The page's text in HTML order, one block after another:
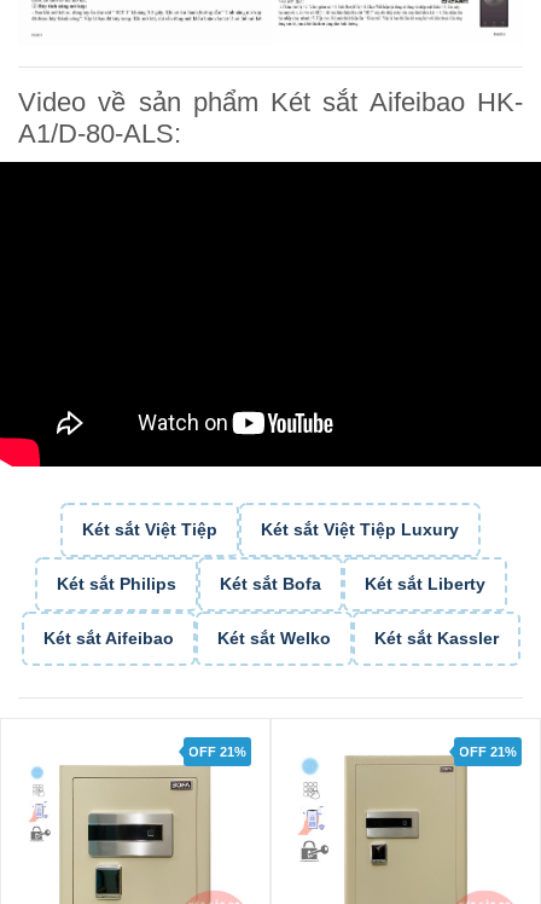
Video về sản phẩm Két sắt Aifeibao HK-
A1/D-80-ALS:
Két sắt Việt Tiệp Két sắt Việt Tiệp Luxury
Két sắt Philips Két sắt Bofa Két sắt Liberty
Két sắt Aifeibao Két sắt Welko Két sắt Kassler
OFF 21% OFF 29%